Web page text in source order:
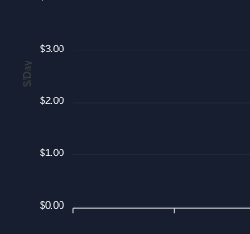
$3.00
$2.00
$1.00
$0.00
$/Day